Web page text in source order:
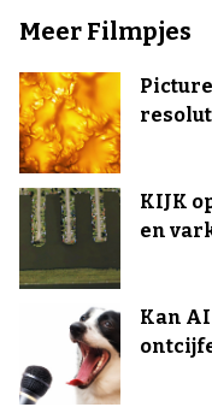
Meer Filmpjes
KIJK
en
Kan